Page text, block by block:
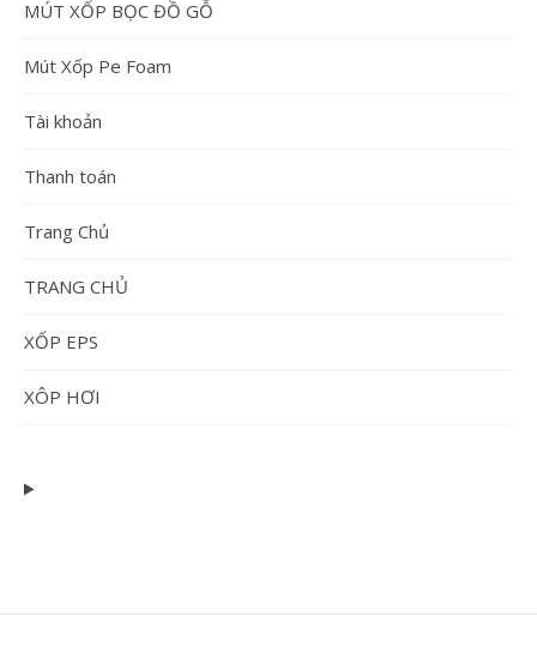
MÚT XỐP BỌC ĐỒ GỖ
Mút Xốp Pe Foam
Tài khoản
Thanh toán
Trang Chủ
TRANG CHỦ
XỐP EPS
XÔP HƠI